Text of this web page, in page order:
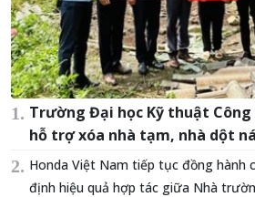
Trường Đại học Kỹ thuật
hỗ trợ xóa nhà tạm, nhà dột
Honda Việt Nam tiếp tục đồng hành
định hiệu quả hợp tác giữa Nhà